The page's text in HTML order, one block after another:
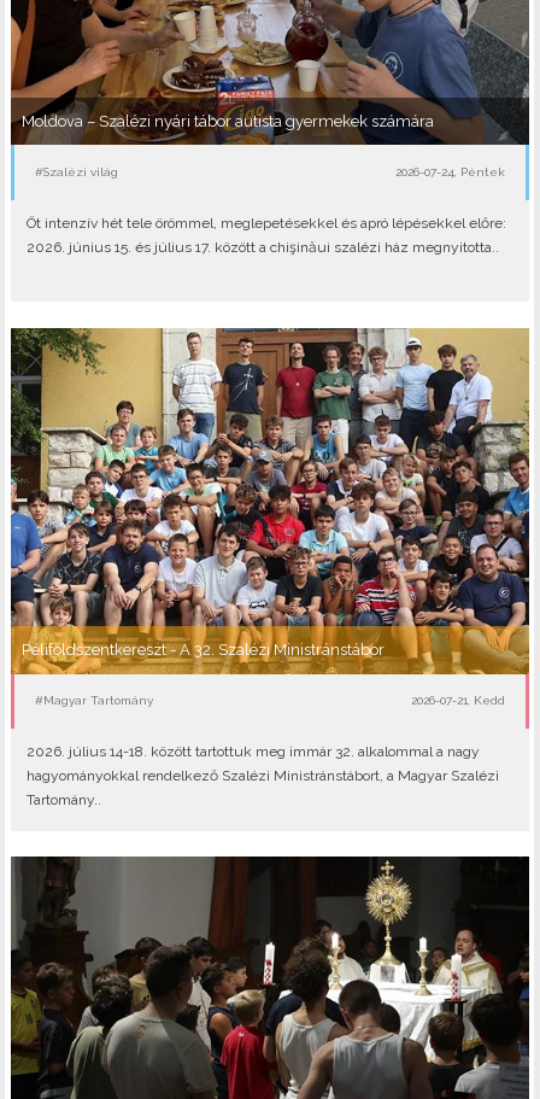
Moldova – Szalézi nyári tábor autista gyermekek számára
#Szalézi világ 2026-07-24, Péntek
Öt intenzív hét tele örömmel, meglepetésekkel és apró lépésekkel előre:
2026. június 15. és július 17. között a chişinăui szalézi ház megnyitotta..
Péliföldszentkereszt - A 32. Szalézi Ministránstábor
#Magyar Tartomány 2026-07-21, Kedd
2026. július 14-18. között tartottuk meg immár 32. alkalommal a nagy
hagyományokkal rendelkező Szalézi Ministránstábort, a Magyar Szalézi
Tartomány..